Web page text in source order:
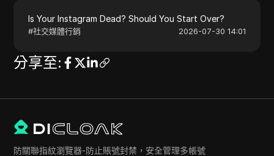
Is Your Instagram Dead? Should You Start Over?
#社交媒體行銷 2026-07-30 14:01
分享至:
防關聯指紋瀏覽器-防止賬號封禁，安全管理多帳號